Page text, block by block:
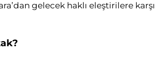
gelecek haklı eleştirilere karşı